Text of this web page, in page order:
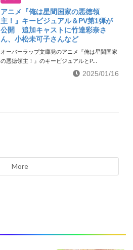
アニメ『俺は星間国家の悪徳領
主！』キービジュアル＆PV第1弾が
公開 追加キャストに竹達彩奈さ
ん、小松未可子さんなど
オーバーラップ文庫発のアニメ『俺は星間国家
の悪徳領主！』のキービジュアルとP...
2025/01/16
More